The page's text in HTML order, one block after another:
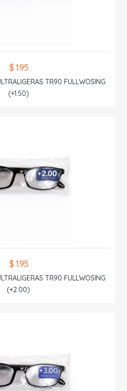
$ 1.95
TR90 FULLWOSING
(+1.50)
$ 1.95
TR90 FULLWOSING
(+2.00)